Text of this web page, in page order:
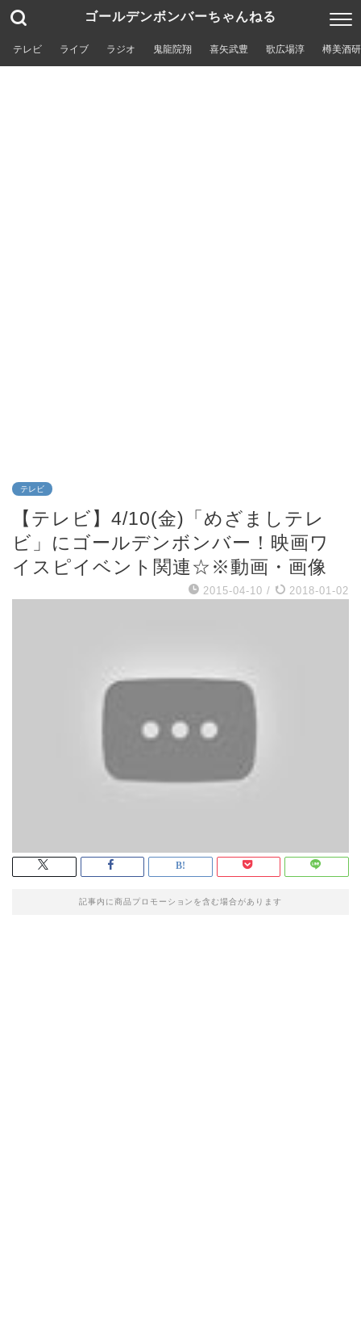
ゴールデンボンバーちゃんねる
テレビ ライブ ラジオ 鬼龍院翔 喜矢武豊 歌広場淳 樽美酒
テレビ
【テレビ】4/10(金)「めざましテレ
ビ」にゴールデンボンバー！映画ワ
イスピイベント関連☆※動画・画像
2015-04-10 / 2018-01-02
記事内に商品プロモーションを含む場合があります